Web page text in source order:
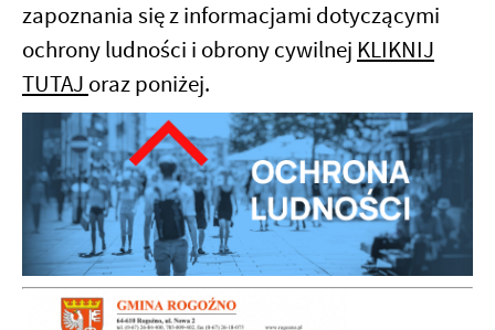
zapoznania się z informacjami dotyczącymi
ochrony ludności i obrony cywilnej KLIKNIJ
TUTAJ oraz poniżej.